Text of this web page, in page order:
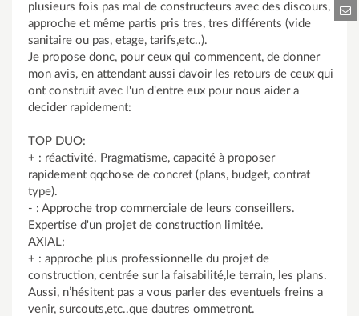
plusieurs fois pas mal de constructeurs avec des discours,
approche et même partis pris tres, tres différents (vide
sanitaire ou pas, etage, tarifs,etc..).
Je propose donc, pour ceux qui commencent, de donner
mon avis, en attendant aussi davoir les retours de ceux qui
ont construit avec l'un d'entre eux pour nous aider a
decider rapidement:
TOP DUO:
+ : réactivité. Pragmatisme, capacité à proposer
rapidement qqchose de concret (plans, budget, contrat
type).
- : Approche trop commerciale de leurs conseillers.
Expertise d'un projet de construction limitée.
AXIAL:
+ : approche plus professionnelle du projet de
construction, centrée sur la faisabilité,le terrain, les plans.
Aussi, n’hésitent pas a vous parler des eventuels freins a
venir, surcouts,etc..que dautres ommetront.